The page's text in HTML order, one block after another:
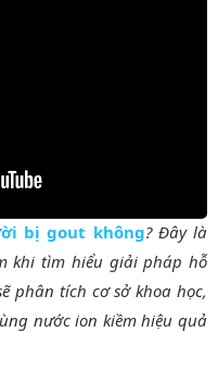
bị gout không? Đây là
khi tìm hiểu giải pháp hỗ
phân tích cơ sở khoa học,
nước ion kiềm hiệu quả